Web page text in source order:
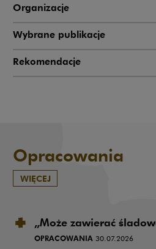
Organizacje
Wybrane publikacje
Rekomendacje
Opracowania
WIĘCEJ
„Może zawierać
OPRACOWANIA 30.07.2026